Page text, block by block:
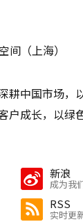
间（上海）
耕中国市场，
户成长，以绿
新浪
成为我
RSS
实时更